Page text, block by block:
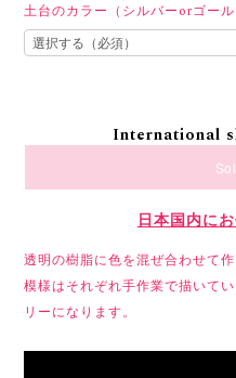
土台のカラー（シルバーorゴール
International
日本国内に
透明の樹脂に色を混ぜ合わせて作
模様はそれぞれ手作業で描いて
リーになります。